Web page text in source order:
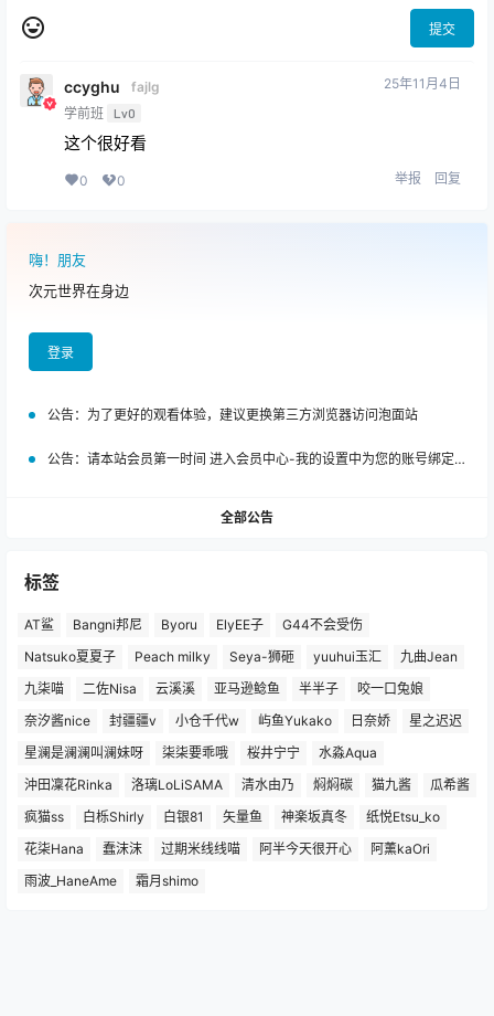
提交
ccyghu
fajlg
学前班 Lv0
25年11月4日
这个很好看
0 0 举报 回复
嗨！朋友
次元世界在身边
登录
公告： 为了更好的观看体验，建议更换第三方浏览器访问泡面站
公告： 请本站会员第一时间 进入会员中心-我的设置中为您的账号绑定邮箱!
全部公告
标签
AT鲨 Bangni邦尼 Byoru ElyEE子
G44不会受伤
Natsuko夏夏子
Peach milky Seya-狮砸 yuuhui玉汇
九曲Jean
九柒喵
二佐Nisa 云溪溪 亚马逊鲶鱼 半半子
咬一口兔娘
奈汐酱nice
封疆疆v 小仓千代w 屿鱼Yukako 日奈娇
星之迟迟
星澜是澜澜叫澜妹呀
柒柒要乖哦 桜井宁宁
水淼Aqua
沖田凜花Rinka
洛璃LoLiSAMA 清水由乃 焖焖碳 猫九酱
瓜希酱
疯猫ss
白栎Shirly 白银81 矢量鱼 神楽坂真冬
纸悦Etsu_ko
花柒Hana
蠢沫沫 过期米线线喵 阿半今天很开心
阿薰kaOri
雨波_HaneAme
霜月shimo